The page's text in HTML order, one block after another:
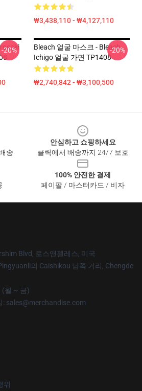
₩3,438,110 - ₩4,127,110
-20%
Bleach 얼굴 마스크 - Bleach
Ichigo 얼굴 가면 TP1408
₩2,740,842 - ₩3,100,500
-20%
송
안심하고 쇼핑하세요
클릭에서 배송까지 24/7 보호
100% 안전한 결제
페이팔 / 마스터카드 / 비자
Blvd, 로스앤젤레스, 미국
의 Caishikou 남쪽 거리, Chengde
(월 ~ 금)
: sales@merchandise.com
위